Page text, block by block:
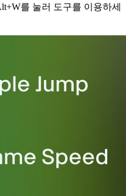
를 눌러 도구를 이용하세